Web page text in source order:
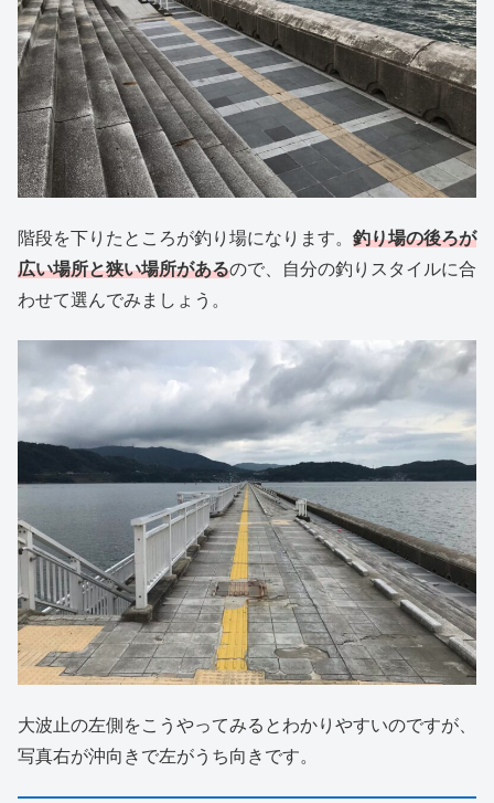
階段を下りたところが釣り場になります。 釣り場の後ろが
広い場所と狭い場所があるので、自分の釣りスタイルに合
わせて選んでみましょう。
大波止の左側をこうやってみるとわかりやすいのですが、
写真右が沖向きで左がうち向きです。